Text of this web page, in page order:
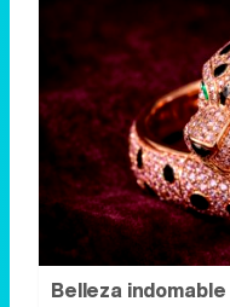
Belleza indomable